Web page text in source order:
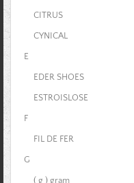
CITRUS
CYNICAL
E
EDER SHOES
ESTROISLOSE
F
FIL DE FER
G
( g ) gram